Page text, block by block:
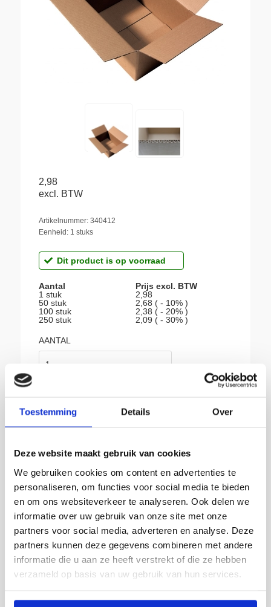
Toestemming Details Over
Deze website maakt gebruik van cookies
We gebruiken cookies om content en advertenties te
personaliseren, om functies voor social media te bieden
en om ons websiteverkeer te analyseren. Ook delen we
informatie over uw gebruik van onze site met onze
partners voor social media, adverteren en analyse. Deze
partners kunnen deze gegevens combineren met andere
informatie die u aan ze heeft verstrekt of die ze hebben
verzameld op basis van uw gebruik van hun services.
2,98
excl. BTW
Artikelnummer: 340412
Eenheid: 1 stuks
Dit product is op voorraad
Aantal
Prijs excl. BTW
1 stuk
2,98
50 stuk
2,68 ( - 10% )
100 stuk
2,38 ( - 20% )
250 stuk
2,09 ( - 30% )
AANTAL
BIJ SIKKEMA:
Gratis afhalen in Groningen
Producten van topkwaliteit
Leverbaar uit voorraad
Advies op maat
Snelle levering